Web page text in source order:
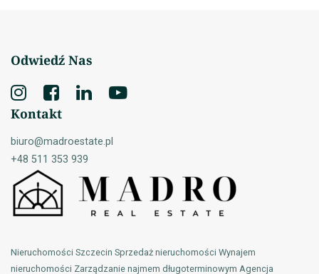
Odwiedź Nas
Kontakt
biuro@madroestate.pl
+48 511 353 939
Nieruchomości Szczecin Sprzedaż nieruchomości Wynajem
nieruchomości Zarządzanie najmem długoterminowym Agencja